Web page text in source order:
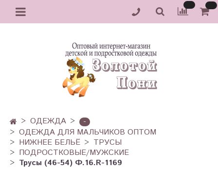
ОДЕЖДА
-
ОДЕЖДА ДЛЯ МАЛЬЧИКОВ ОПТОМ
НИЖНЕЕ БЕЛЬЁ
ТРУСЫ
ПОДРОСТКОВЫЕ/МУЖСКИЕ
Трусы (46-54) Ф.16.R-1169